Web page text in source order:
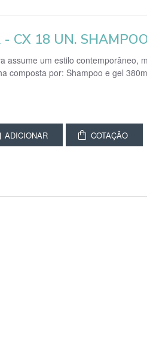
- CX 18 UN.
assume um estilo contemporâneo,
composta por: Shampoo e gel
ADICIONAR COTAÇÃO